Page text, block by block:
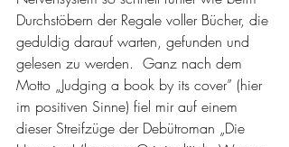
Durchstöbern der Regale voller Bücher, die
geduldig darauf warten, gefunden und
gelesen zu werden.  Ganz nach dem
Motto „Judging a book by its cover” (hier
im positiven Sinne) fiel mir auf einem
dieser Streifzüge der Debütroman „Die